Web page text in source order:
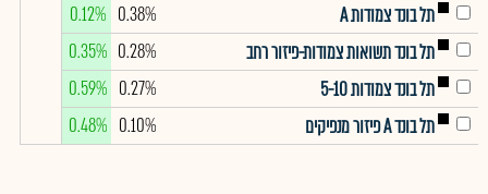
תל בונד צמודות A
0.38%
0.12%
תל בונד תשואות צמודות-פיזור רחב
0.28%
0.35%
תל בונד צמודות 5-10
0.27%
0.59%
תל בונד A פיזור מנפיקים
0.10%
0.48%